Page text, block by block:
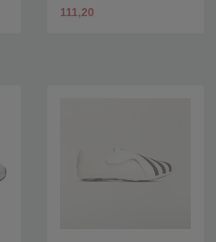
111,20